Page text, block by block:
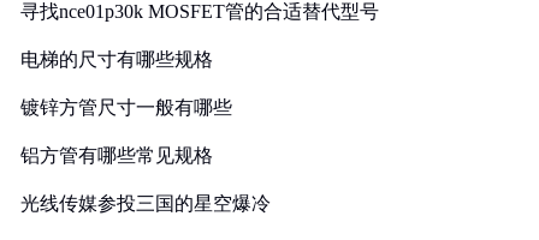
寻找nce01p30k MOSFET管的合适替代型号
电梯的尺寸有哪些规格
镀锌方管尺寸一般有哪些
铝方管有哪些常见规格
光线传媒参投三国的星空爆冷